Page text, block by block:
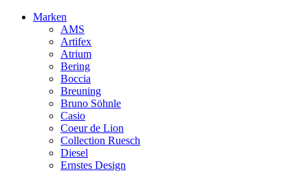
Marken
AMS
Artifex
Atrium
Bering
Boccia
Breuning
Bruno Söhnle
Casio
Coeur de Lion
Collection Ruesch
Diesel
Ernstes Design